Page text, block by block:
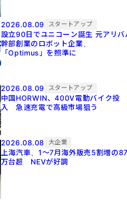
2026.08.09 スタートアップ
設立90日でユニコーン誕生 元アリババ
幹部創業のロボット企業、
「Optimus」を照準に
2026.08.09 スタートアップ
中国HORWIN、400V電動バイク投
入 急速充電で高級市場狙う
2026.08.08 大企業
上海汽車、1～7月海外販売5割増の
万台超 NEVが好調